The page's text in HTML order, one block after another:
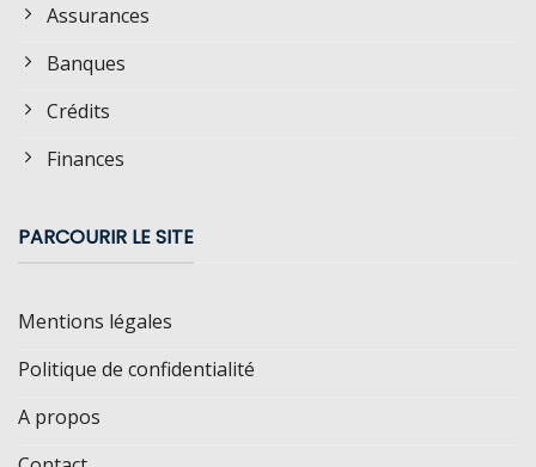
Assurances
Banques
Crédits
Finances
PARCOURIR LE SITE
Mentions légales
Politique de confidentialité
A propos